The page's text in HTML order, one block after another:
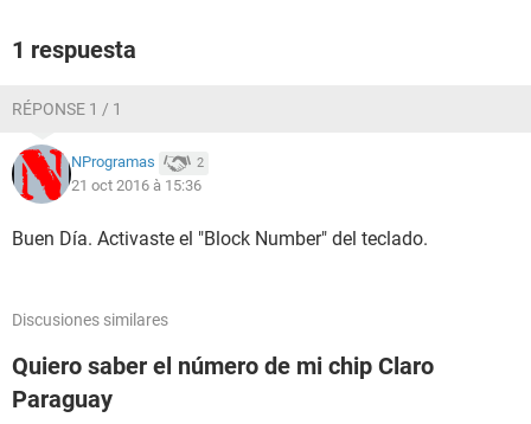
1 respuesta
RÉPONSE 1 / 1
NProgramas 2
21 oct 2016 à 15:36
Buen Día. Activaste el "Block Number" del teclado.
Discusiones similares
Quiero saber el número de mi chip Claro
Paraguay